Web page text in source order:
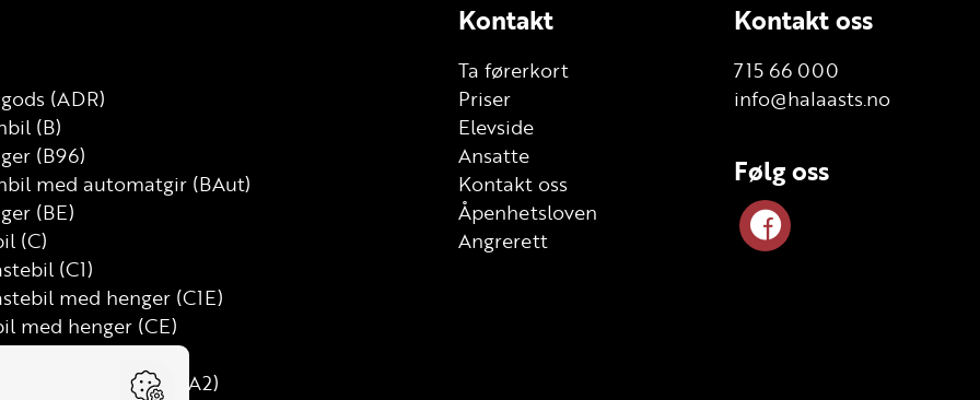
(ADR)
(B)
(B96)
med automatgir (BAut)
(BE)
(C)
(C1)
med henger (C1E)
med henger (CE)
motorsykkel (A2)
Kontakt
Ta førerkort
Priser
Elevside
Ansatte
Kontakt oss
Åpenhetsloven
Angrerett
Kontakt oss
715 66 000
info@halaasts.no
Følg oss